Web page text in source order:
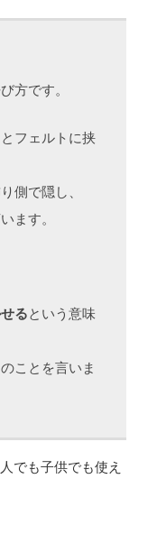
方です。
フェルトに挟
側で隠し、
ます。
るという意味
ことを言いま
でも子供でも使え